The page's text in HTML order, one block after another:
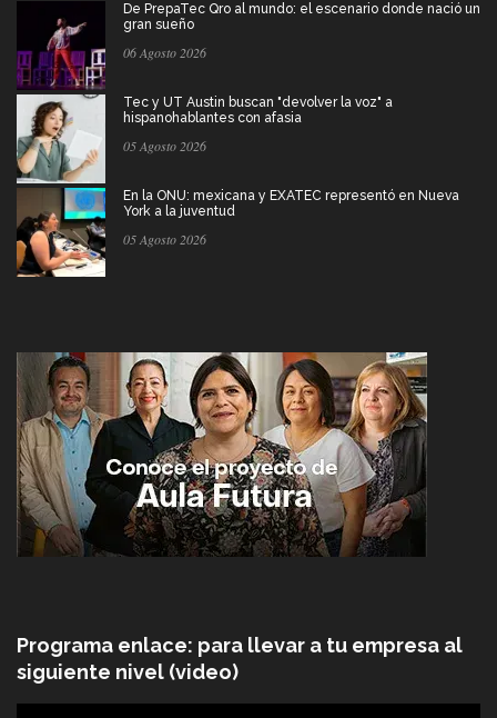
De PrepaTec Qro al mundo: el escenario donde nació un
gran sueño
06 Agosto 2026
Tec y UT Austin buscan "devolver la voz" a
hispanohablantes con afasia
05 Agosto 2026
En la ONU: mexicana y EXATEC representó en Nueva
York a la juventud
05 Agosto 2026
Programa enlace: para llevar a tu empresa al
siguiente nivel (video)